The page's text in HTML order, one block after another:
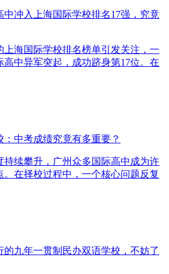
中冲入上海国际学校排名17强，究竟
上海国际学校排名榜单引发关注，一
高中异军突起，成功跻身第17位。在
：中考成绩究竟有多重要？
持续攀升，广州众多国际高中成为许
。在择校过程中，一个核心问题反复
的九年一贯制民办双语学校，不妨了